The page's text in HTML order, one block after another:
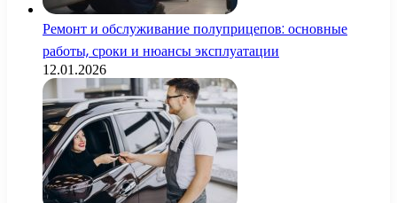
Ремонт и обслуживание полуприцепов: основные
работы, сроки и нюансы эксплуатации
12.01.2026